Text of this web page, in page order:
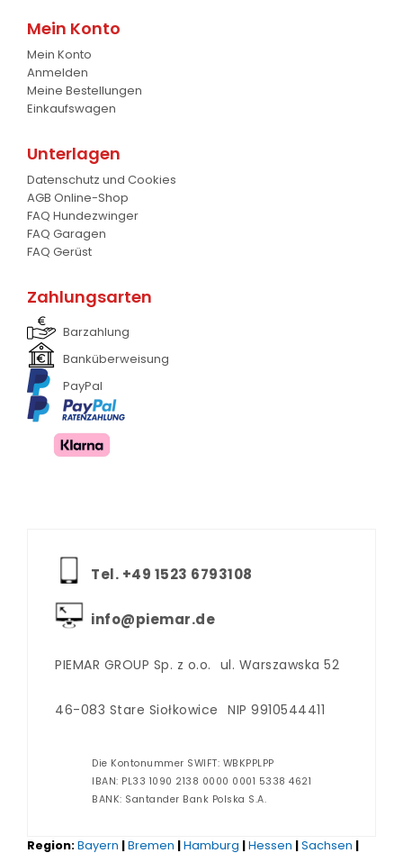
Mein Konto
Mein Konto
Anmelden
Meine Bestellungen
Einkaufswagen
Unterlagen
Datenschutz und Cookies
AGB Online-Shop
FAQ Hundezwinger
FAQ Garagen
FAQ Gerüst
Zahlungsarten
Barzahlung
Banküberweisung
PayPal
Tel. +‪49 1523 6793108
info@piemar.de
PIEMAR GROUP Sp. z o.o. ul. Warszawska 52
46-083 Stare Siołkowice NIP 9910544411
Die Kontonummer SWIFT: WBKPPLPP
IBAN: PL33 1090 2138 0000 0001 5338 4621
BANK: Santander Bank Polska S.A.
Region:Bayern |Bremen |Hamburg |Hessen |Sachsen |